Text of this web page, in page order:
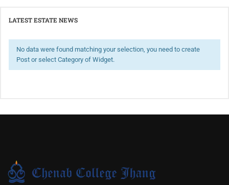
LATEST ESTATE NEWS
No data were found matching your selection, you need to create
Post or select Category of Widget.